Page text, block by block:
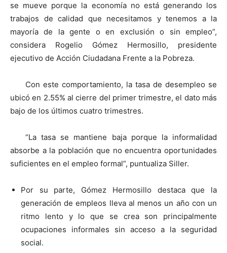
se mueve porque la economía no está generando los
trabajos de calidad que necesitamos y tenemos a la
mayoría de la gente o en exclusión o sin empleo”,
considera Rogelio Gómez Hermosillo, presidente
ejecutivo de Acción Ciudadana Frente a la Pobreza.
Con este comportamiento, la tasa de desempleo se
ubicó en 2.55% al cierre del primer trimestre, el dato más
bajo de los últimos cuatro trimestres.
“La tasa se mantiene baja porque la informalidad
absorbe a la población que no encuentra oportunidades
suficientes en el empleo formal”, puntualiza Siller.
Por su parte, Gómez Hermosillo destaca que la
generación de empleos lleva al menos un año con un
ritmo lento y lo que se crea son principalmente
ocupaciones informales sin acceso a la seguridad
social.